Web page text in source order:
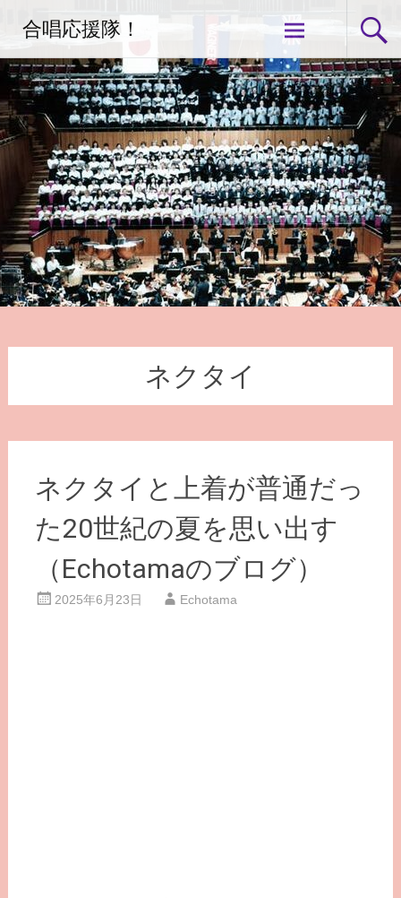
ン
ツ
へ
ス
合唱応援隊！
ネクタイ
ネクタイと上着が普通だっ
た20世紀の夏を思い出す
（Echotamaのブログ）
2025年6月23日 Echotama